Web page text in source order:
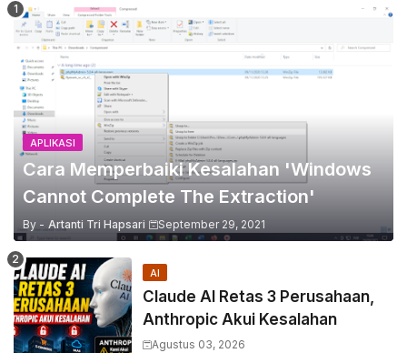
APLIKASI
Cara Memperbaiki Kesalahan 'Windows
Cannot Complete The Extraction'
By - Artanti Tri Hapsari September 29, 2021
AI
Claude AI Retas 3 Perusahaan,
Anthropic Akui Kesalahan
Agustus 03, 2026